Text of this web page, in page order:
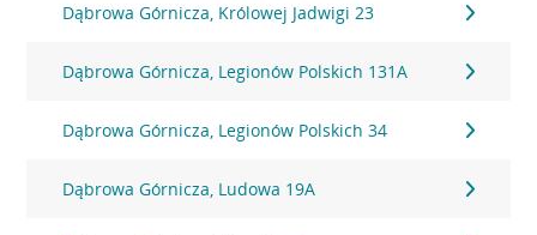
Dąbrowa Górnicza, Królowej Jadwigi 23
Dąbrowa Górnicza, Legionów Polskich 131A
Dąbrowa Górnicza, Legionów Polskich 34
Dąbrowa Górnicza, Ludowa 19A